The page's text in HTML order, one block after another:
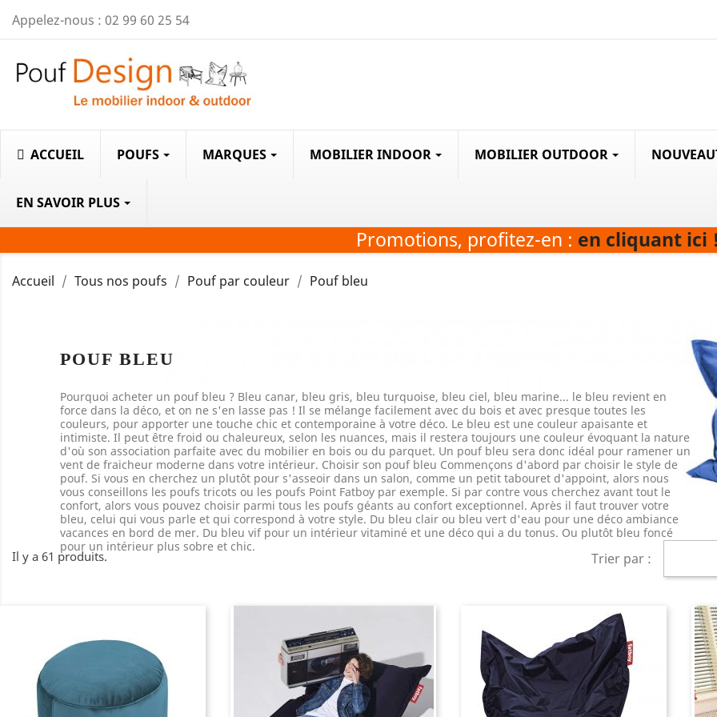
Appelez-nous : 02 99 60 25 54
ACCUEIL POUFS MARQUES MOBILIER INDOOR MOBILIER OUTDOOR
EN SAVOIR PLUS
Promotions, profitez-en : en cliquant ici
Accueil Tous nos poufs Pouf par couleur Pouf bleu
POUF BLEU
Pourquoi acheter un pouf bleu ? Bleu canar, bleu gris, bleu turquoise, bleu ciel, bleu marine... le bleu revient en
force dans la déco, et on ne s'en lasse pas ! Il se mélange facilement avec du bois et avec presque toutes les
couleurs, pour apporter une touche chic et contemporaine à votre déco. Le bleu est une couleur apaisante et
intimiste. Il peut être froid ou chaleureux, selon les nuances, mais il restera toujours une couleur évoquant la nature
d'où son association parfaite avec du mobilier en bois ou du parquet. Un pouf bleu sera donc idéal pour ramener un
vent de fraicheur moderne dans votre intérieur. Choisir son pouf bleu Commençons d'abord par choisir le style de
pouf. Si vous en cherchez un plutôt pour s'asseoir dans un salon, comme un petit tabouret d'appoint, alors nous
vous conseillons les poufs tricots ou les poufs Point Fatboy par exemple. Si par contre vous cherchez avant tout le
confort, alors vous pouvez choisir parmi tous les poufs géants au confort exceptionnel. Après il faut trouver votre
bleu, celui qui vous parle et qui correspond à votre style. Du bleu clair ou bleu vert d'eau pour une déco ambiance
vacances en bord de mer. Du bleu vif pour un intérieur vitaminé et une déco qui a du tonus. Ou plutôt bleu foncé
pour un intérieur plus sobre et chic.
Il y a 61 produits. Trier par :